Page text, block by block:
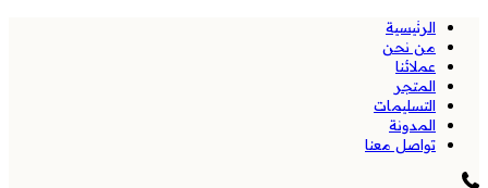
الرئيسية
من نحن
عملائنا
المتجر
التسليمات
المدونة
تواصل معنا